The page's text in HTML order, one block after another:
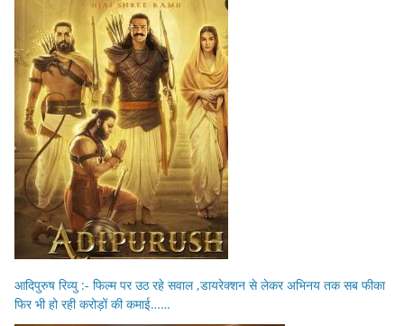
आदिपुरुष रिव्यु :- फिल्म पर उठ रहे सवाल ,डायरेक्शन से लेकर अभिनय तक सब फीका
फिर भी हो रही करोड़ों की कमाई……